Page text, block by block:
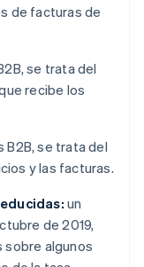
de facturas de
se trata del
recibe los
B2B, se trata del
y las facturas.
un
de 2019,
algunos